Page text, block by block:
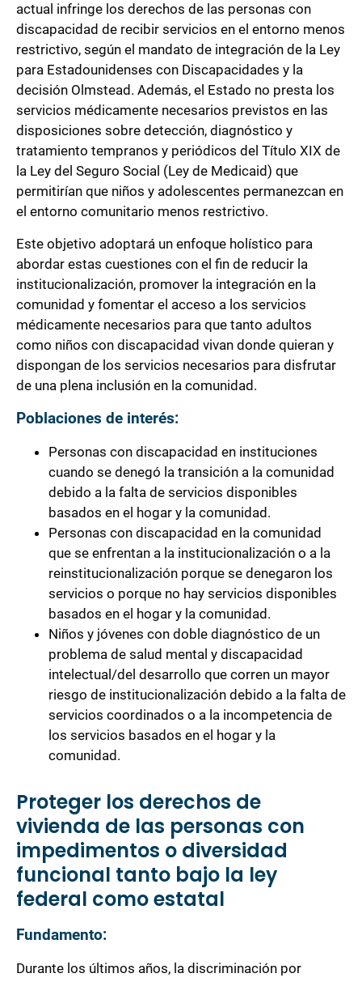
actual infringe los derechos de las personas con
discapacidad de recibir servicios en el entorno menos
restrictivo, según el mandato de integración de la Ley
para Estadounidenses con Discapacidades y la
decisión Olmstead. Además, el Estado no presta los
servicios médicamente necesarios previstos en las
disposiciones sobre detección, diagnóstico y
tratamiento tempranos y periódicos del Título XIX de
la Ley del Seguro Social (Ley de Medicaid) que
permitirían que niños y adolescentes permanezcan en
el entorno comunitario menos restrictivo.
Este objetivo adoptará un enfoque holístico para
abordar estas cuestiones con el fin de reducir la
institucionalización, promover la integración en la
comunidad y fomentar el acceso a los servicios
médicamente necesarios para que tanto adultos
como niños con discapacidad vivan donde quieran y
dispongan de los servicios necesarios para disfrutar
de una plena inclusión en la comunidad.
Poblaciones de interés:
Personas con discapacidad en instituciones
cuando se denegó la transición a la comunidad
debido a la falta de servicios disponibles
basados en el hogar y la comunidad.
Personas con discapacidad en la comunidad
que se enfrentan a la institucionalización o a la
reinstitucionalización porque se denegaron los
servicios o porque no hay servicios disponibles
basados en el hogar y la comunidad.
Niños y jóvenes con doble diagnóstico de un
problema de salud mental y discapacidad
intelectual/del desarrollo que corren un mayor
riesgo de institucionalización debido a la falta de
servicios coordinados o a la incompetencia de
los servicios basados en el hogar y la
comunidad.
Proteger los derechos de
vivienda de las personas con
impedimentos o diversidad
funcional tanto bajo la ley
federal como estatal
Fundamento:
Durante los últimos años, la discriminación por